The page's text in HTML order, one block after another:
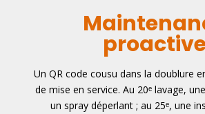
Un QR code cousu dans la doublure
de mise en service. Au 20ᵉ lavage,
un spray déperlant ; au 25ᵉ, une